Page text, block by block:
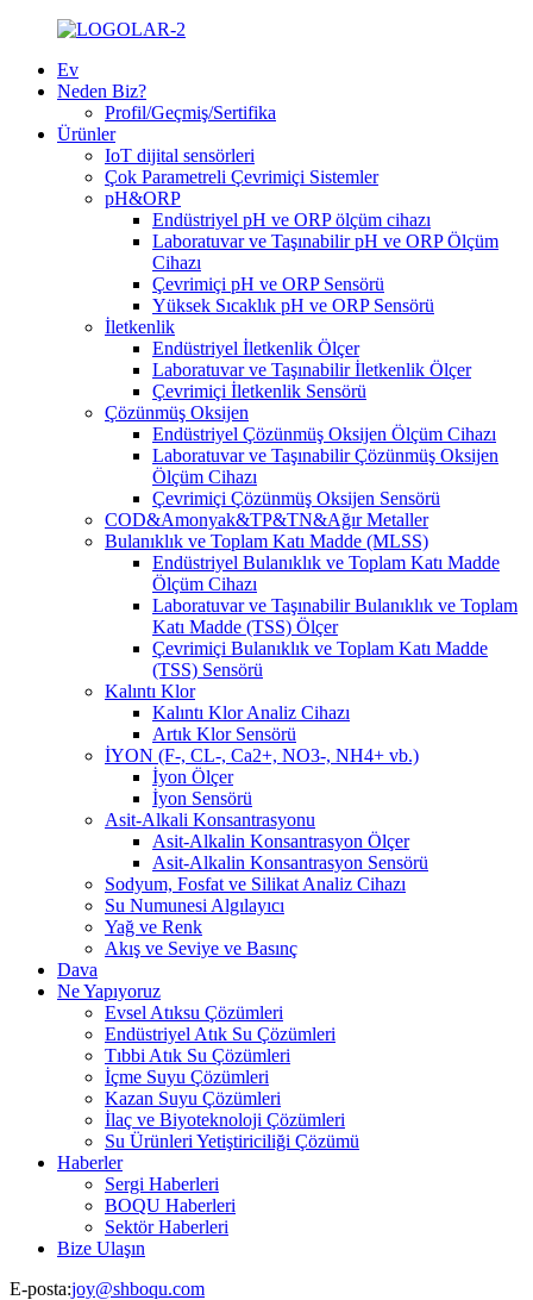
Ev
Neden Biz?
Profil/Geçmiş/Sertifika
Ürünler
IoT dijital sensörleri
Çok Parametreli Çevrimiçi Sistemler
pH&ORP
Endüstriyel pH ve ORP ölçüm cihazı
Laboratuvar ve Taşınabilir pH ve ORP Ölçüm
Cihazı
Çevrimiçi pH ve ORP Sensörü
Yüksek Sıcaklık pH ve ORP Sensörü
İletkenlik
Endüstriyel İletkenlik Ölçer
Laboratuvar ve Taşınabilir İletkenlik Ölçer
Çevrimiçi İletkenlik Sensörü
Çözünmüş Oksijen
Endüstriyel Çözünmüş Oksijen Ölçüm Cihazı
Laboratuvar ve Taşınabilir Çözünmüş Oksijen
Ölçüm Cihazı
Çevrimiçi Çözünmüş Oksijen Sensörü
COD&Amonyak&TP&TN&Ağır Metaller
Bulanıklık ve Toplam Katı Madde (MLSS)
Endüstriyel Bulanıklık ve Toplam Katı Madde
Ölçüm Cihazı
Laboratuvar ve Taşınabilir Bulanıklık ve Toplam
Katı Madde (TSS) Ölçer
Çevrimiçi Bulanıklık ve Toplam Katı Madde
(TSS) Sensörü
Kalıntı Klor
Kalıntı Klor Analiz Cihazı
Artık Klor Sensörü
İYON (F-, CL-, Ca2+, NO3-, NH4+ vb.)
İyon Ölçer
İyon Sensörü
Asit-Alkali Konsantrasyonu
Asit-Alkalin Konsantrasyon Ölçer
Asit-Alkalin Konsantrasyon Sensörü
Sodyum, Fosfat ve Silikat Analiz Cihazı
Su Numunesi Algılayıcı
Yağ ve Renk
Akış ve Seviye ve Basınç
Dava
Ne Yapıyoruz
Evsel Atıksu Çözümleri
Endüstriyel Atık Su Çözümleri
Tıbbi Atık Su Çözümleri
İçme Suyu Çözümleri
Kazan Suyu Çözümleri
İlaç ve Biyoteknoloji Çözümleri
Su Ürünleri Yetiştiriciliği Çözümü
Haberler
Sergi Haberleri
BOQU Haberleri
Sektör Haberleri
Bize Ulaşın
E-posta:joy@shboqu.com